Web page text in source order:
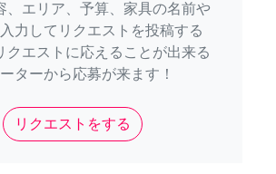
、エリア、予算、家具の名前や
力してリクエストを投稿する
クエストに応えることが出来る
ターから応募が来ます！
リクエストをする